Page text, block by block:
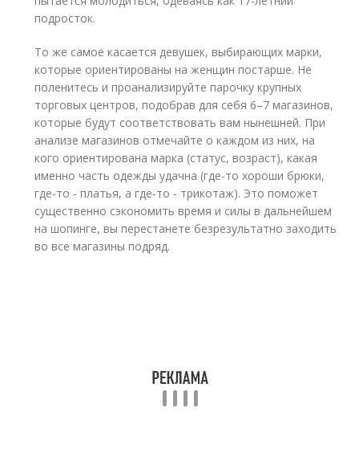
подросток.
То же самое касается девушек, выбирающих марки,
которые ориентированы на женщин постарше. Не
поленитесь и проанализируйте парочку крупных
торговых центров, подобрав для себя 6–7 магазинов,
которые будут соответствовать вам нынешней. При
анализе магазинов отмечайте о каждом из них, на
кого ориентирована марка (статус, возраст), какая
именно часть одежды удачна (где-то хороши брюки,
где-то - платья, а где-то - трикотаж). Это поможет
существенно сэкономить время и силы в дальнейшем
на шопинге, вы перестанете безрезультатно заходить
во все магазины подряд.